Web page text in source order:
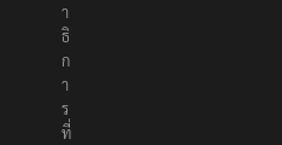
า
ธิ
ก
า
ร
ที่